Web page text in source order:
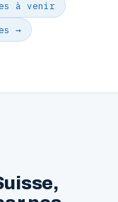
à venir
→